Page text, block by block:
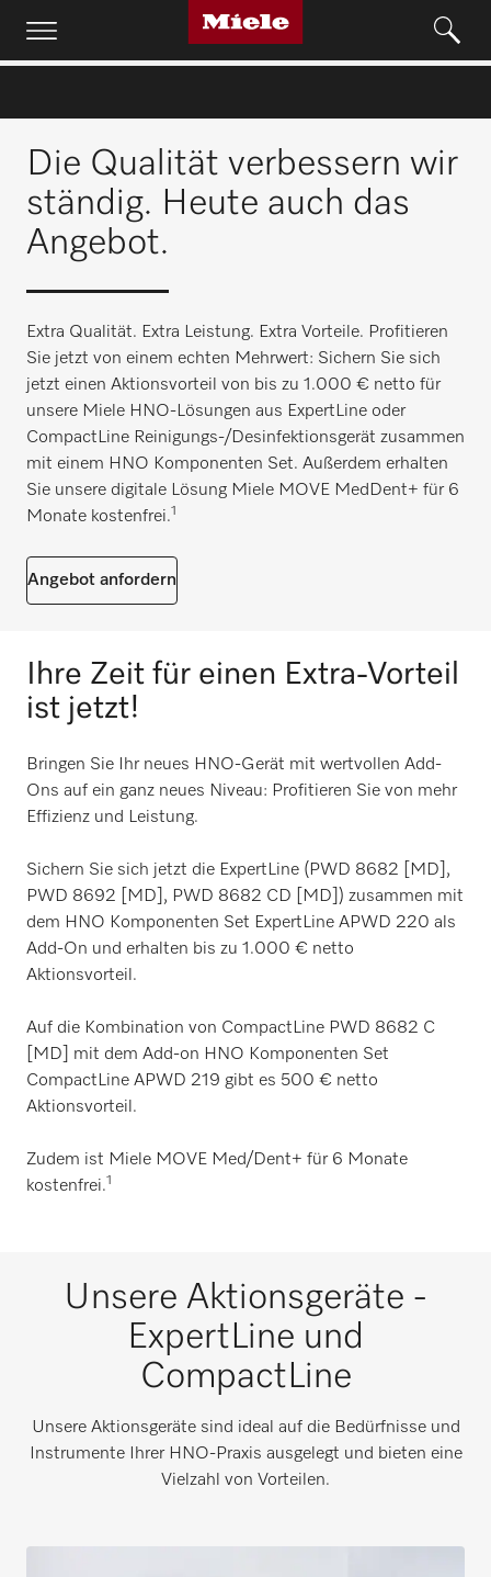
Die Qualität verbessern wir
ständig. Heute auch das
Angebot.
Extra Qualität. Extra Leistung. Extra Vorteile. Profitieren
Sie jetzt von einem echten Mehrwert: Sichern Sie sich
jetzt einen Aktionsvorteil von bis zu 1.000 € netto für
unsere Miele HNO-Lösungen aus ExpertLine oder
CompactLine Reinigungs-/Desinfektionsgerät zusammen
mit einem HNO Komponenten Set. Außerdem erhalten
Sie unsere digitale Lösung Miele MOVE MedDent+ für 6
Monate kostenfrei.1
Angebot anfordern
Ihre Zeit für einen Extra-Vorteil
ist jetzt!
Bringen Sie Ihr neues HNO-Gerät mit wertvollen Add-
Ons auf ein ganz neues Niveau: Profitieren Sie von mehr
Effizienz und Leistung.
Sichern Sie sich jetzt die ExpertLine (PWD 8682 [MD],
PWD 8692 [MD], PWD 8682 CD [MD]) zusammen mit
dem HNO Komponenten Set ExpertLine APWD 220 als
Add-On und erhalten bis zu 1.000 € netto
Aktionsvorteil.
Auf die Kombination von CompactLine PWD 8682 C
[MD] mit dem Add-on HNO Komponenten Set
CompactLine APWD 219 gibt es 500 € netto
Aktionsvorteil.
Zudem ist Miele MOVE Med/Dent+ für 6 Monate
kostenfrei.1
Unsere Aktionsgeräte -
ExpertLine und
CompactLine
Unsere Aktionsgeräte sind ideal auf die Bedürfnisse und
Instrumente Ihrer HNO-Praxis ausgelegt und bieten eine
Vielzahl von Vorteilen.​